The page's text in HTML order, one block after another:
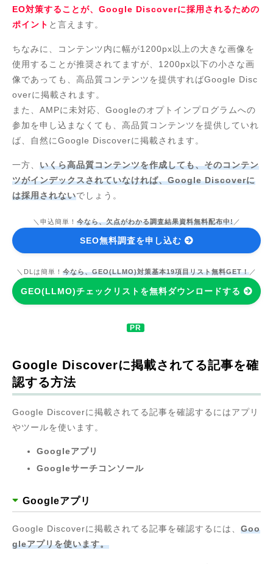
EO対策することが、Google Discoverに採用されるための
ポイント と言えます。
ちなみに、コンテンツ内に幅が1200px以上の大きな画像を
使用することが推奨されてますが、1200px以下の小さな画
像であっても、高品質コンテンツを提供すればGoogle Disc
overに掲載されます。
また、AMPに未対応、Googleのオプトインプログラムへの
参加を申し込まなくても、高品質コンテンツを提供していれ
ば、自然にGoogle Discoverに掲載されます。
一方、 いくら高品質コンテンツを作成しても、そのコンテン
ツがインデックスされていなければ、Google Discoverに
は採用されないでしょう。
＼申込簡単！ 今なら、欠点がわかる調査結果資料無料配布中!／
SEO無料調査を申し込む
＼DLは簡単！ 今なら、GEO(LLMO)対策基本19項目リスト無料GET！ ／
GEO(LLMO)チェックリストを無料ダウンロードする
Google Discoverに掲載されてる記事を確
認する方法
Google Discoverに掲載されてる記事を確認するにはアプリ
やツールを使います。
Googleアプリ
Googleサーチコンソール
Googleアプリ
Google Discoverに掲載されてる記事を確認するには、 Goo
gleアプリを使います。